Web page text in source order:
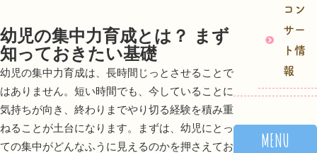
幼児の集中力育成とは？ まず
知っておきたい基礎
幼児の集中力育成は、長時間じっとさせることで
はありません。短い時間でも、今していることに
気持ちが向き、終わりまでやり切る経験を積み重
ねることが土台になります。まずは、幼児にとっ
ての集中がどんなふうに見えるのかを押さえてお
コン
サー
ト情
報
MENU